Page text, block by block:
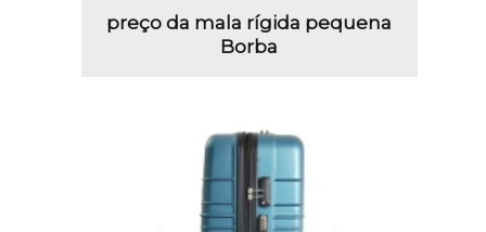
preço da mala rígida pequena
Borba